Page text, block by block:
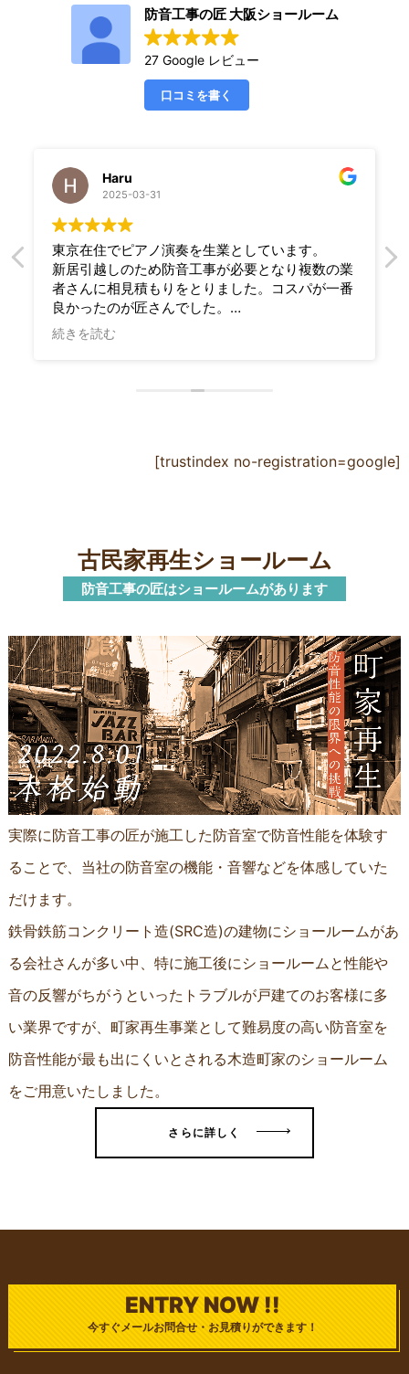
防音工事の匠 大阪ショールーム
27 Google レビュー
口コミを書く
2025-03-31
でピアノ演奏を生業としています。
しのため防音工事が必要となり複数の業
相見積もりをとりました。コスパが一番
のが匠さんでした。
やり取りなど初めは不安もありました
も誠実にご対応くださり決めさせていた
本当にありがとうございました！
I’m a
company
room for
[trustindex no-registration=google]
古民家再生ショールーム
防音工事の匠はショールームがあります
実際に防音工事の匠が施工した防音室で防音性能を体験す
ることで、当社の防音室の機能・音響などを体感していた
だけます。
鉄骨鉄筋コンクリート造(SRC造)の建物にショールームがあ
る会社さんが多い中、特に施工後にショールームと性能や
音の反響がちがうといったトラブルが戸建てのお客様に多
い業界ですが、町家再生事業として難易度の高い防音室を
防音性能が最も出にくいとされる木造町家のショールーム
をご用意いたしました。
さらに詳しく
ENTRY NOW !!
今すぐメールお問合せ・お見積りができます！